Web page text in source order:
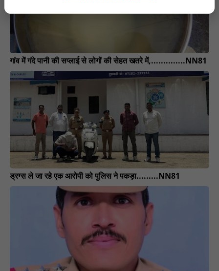
गांव में गंदे पानी की सप्लाई से लोगों की सेहत खतरे में,..............NN81
ड्रग्स ले जा रहे एक आरोपी को पुलिस ने पकड़ा.........NN81